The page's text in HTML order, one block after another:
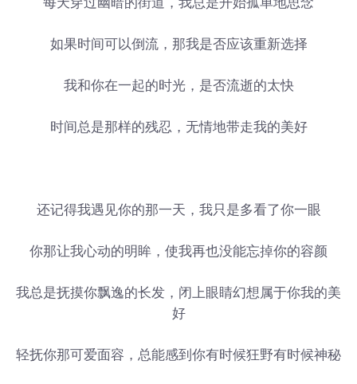
如果时间可以倒流，那我是否应该重新选择
我和你在一起的时光，是否流逝的太快
时间总是那样的残忍，无情地带走我的美好
还记得我遇见你的那一天，我只是多看了你一眼
你那让我心动的明眸，使我再也没能忘掉你的容颜
我总是抚摸你飘逸的长发，闭上眼睛幻想属于你我的美
好
轻抚你那可爱面容，总能感到你有时候狂野有时候神秘